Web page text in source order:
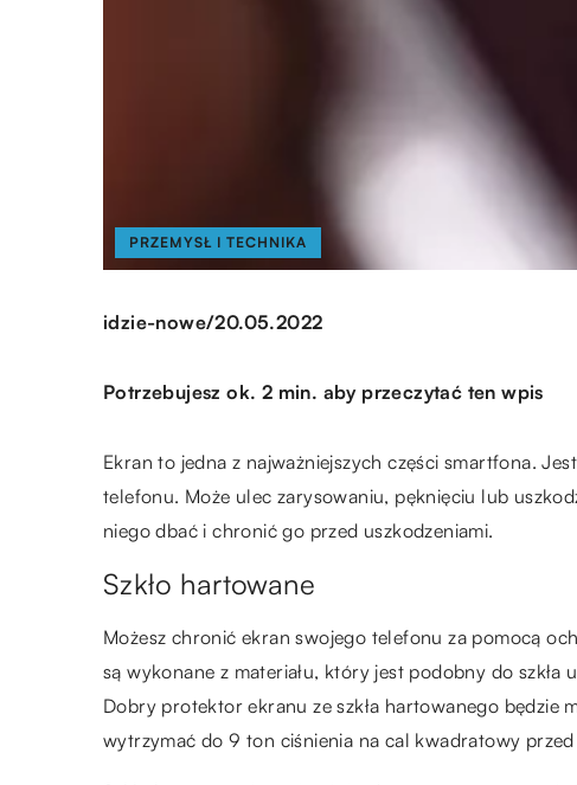
PRZEMYSŁ I TECHNIKA
idzie-nowe/20.05.2022
Potrzebujesz ok. 2 min. aby przeczytać ten wpis
Ekran to jedna z najważniejszych części smartfona.
telefonu. Może ulec zarysowaniu, pęknięciu lub
niego dbać i chronić go przed uszkodzeniami.
Szkło hartowane
Możesz chronić ekran swojego telefonu za pomocą
są wykonane z materiału, który jest podobny do
Dobry protektor ekranu ze szkła hartowanego będzie
wytrzymać do 9 ton ciśnienia na cal kwadratowy przed